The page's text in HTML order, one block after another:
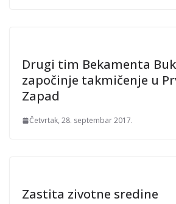
Drugi tim Bekamenta
započinje takmičenje u
Zapad
Četvrtak, 28. septembar 2017.
Zastita zivotne sredine